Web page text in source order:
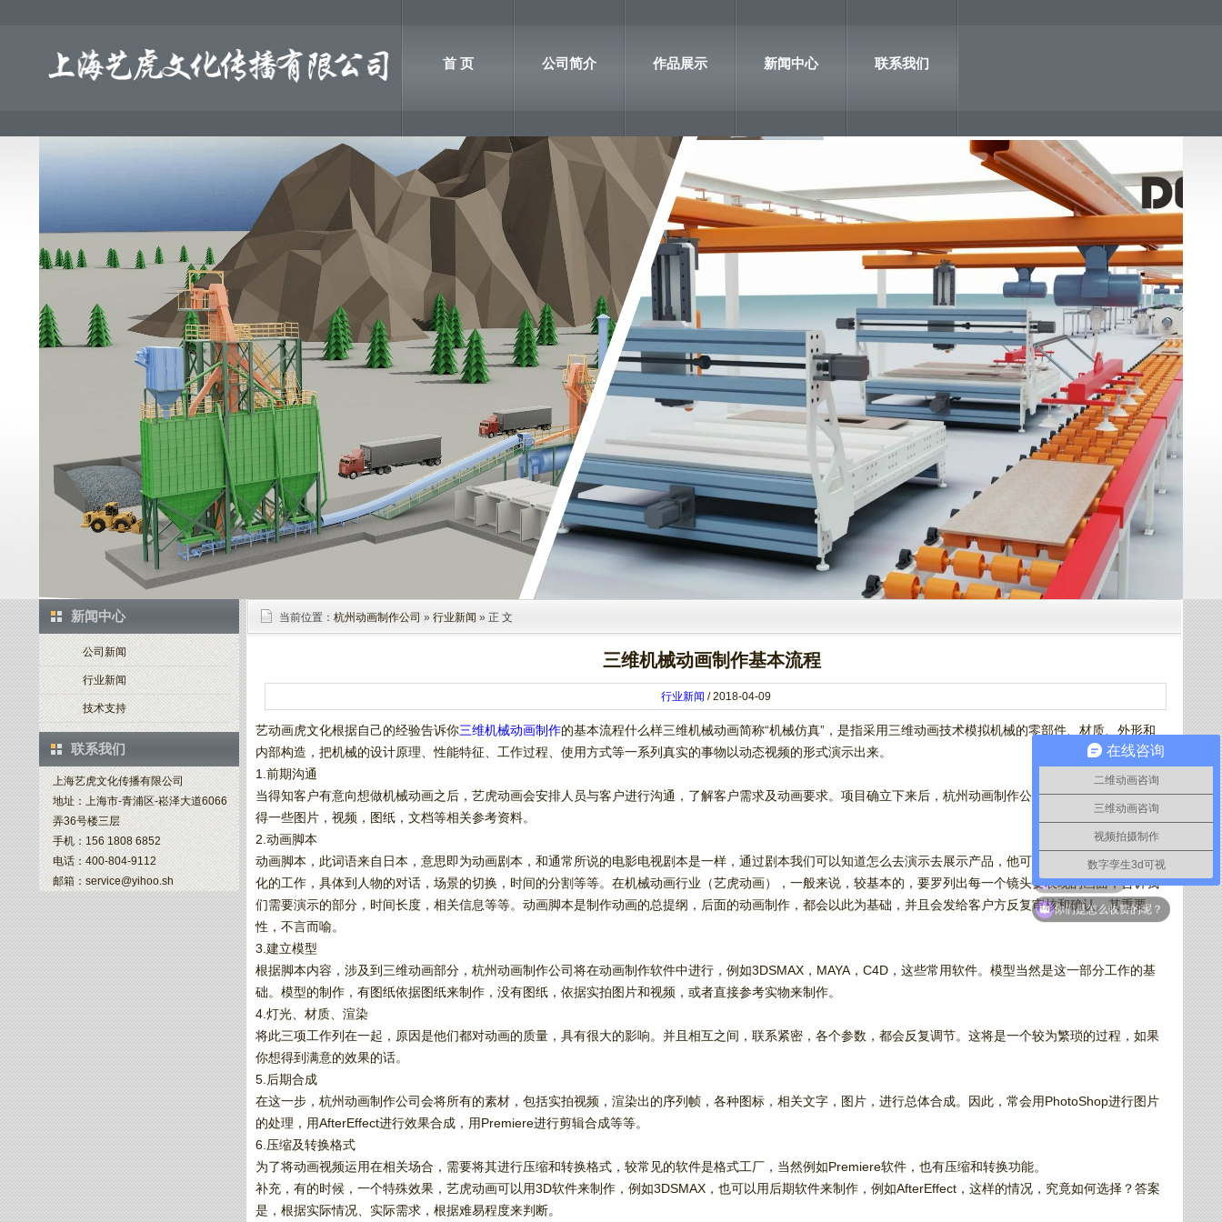
首 页 公司简介 作品展示 新闻中心 联系我们
新闻中心
公司新闻
行业新闻
技术支持
联系我们
上海艺虎文化传播有限公司
地址：上海市-青浦区-崧泽大道6066
弄36号楼三层
手机：156 1808 6852
电话：400-804-9112
邮箱：service@yihoo.sh
当前位置： 杭州动画制作公司 » 行业新闻 » 正 文
三维机械动画制作基本流程
行业新闻 / 2018-04-09
艺动画虎文化根据自己的经验告诉你三维机械动画制作的基本流程什么样三维机械动画简称“机械仿真”，是指采用三维动画技术模拟机械的零部件、材质、外形和
内部构造，把机械的设计原理、性能特征、工作过程、使用方式等一系列真实的事物以动态视频的形式演示出来。
1.前期沟通
当得知客户有意向想做机械动画之后，艺虎动画会安排人员与客户进行沟通，了解客户需求及动画要求。项目确立下来后，杭州动画制作公司大概会从客户那里获
得一些图片，视频，图纸，文档等相关参考资料。
2.动画脚本
动画脚本，此词语来自日本，意思即为动画剧本，和通常所说的电影电视剧本是一样，通过剧本我们可以知道怎么去演示去展示产品，他可以是使故事或小说详细
化的工作，具体到人物的对话，场景的切换，时间的分割等等。在机械动画行业（艺虎动画），一般来说，较基本的，要罗列出每一个镜头要表现的画面，告诉我
们需要演示的部分，时间长度，相关信息等等。动画脚本是制作动画的总提纲，后面的动画制作，都会以此为基础，并且会发给客户方反复审核和确认。其重要
性，不言而喻。
3.建立模型
根据脚本内容，涉及到三维动画部分，杭州动画制作公司将在动画制作软件中进行，例如3DSMAX，MAYA，C4D，这些常用软件。模型当然是这一部分工作的基
础。模型的制作，有图纸依据图纸来制作，没有图纸，依据实拍图片和视频，或者直接参考实物来制作。
4.灯光、材质、渲染
将此三项工作列在一起，原因是他们都对动画的质量，具有很大的影响。并且相互之间，联系紧密，各个参数，都会反复调节。这将是一个较为繁琐的过程，如果
你想得到满意的效果的话。
5.后期合成
在这一步，杭州动画制作公司会将所有的素材，包括实拍视频，渲染出的序列帧，各种图标，相关文字，图片，进行总体合成。因此，常会用PhotoShop进行图片
的处理，用AfterEffect进行效果合成，用Premiere进行剪辑合成等等。
6.压缩及转换格式
为了将动画视频运用在相关场合，需要将其进行压缩和转换格式，较常见的软件是格式工厂，当然例如Premiere软件，也有压缩和转换功能。
补充，有的时候，一个特殊效果，艺虎动画可以用3D软件来制作，例如3DSMAX，也可以用后期软件来制作，例如AfterEffect，这样的情况，究竟如何选择？答案
是，根据实际情况、实际需求，根据难易程度来判断。
在线咨询
二维动画咨询
三维动画咨询
视频拍摄制作
数字孪生3d可视
你们是怎么收费的呢？
如何联系你们